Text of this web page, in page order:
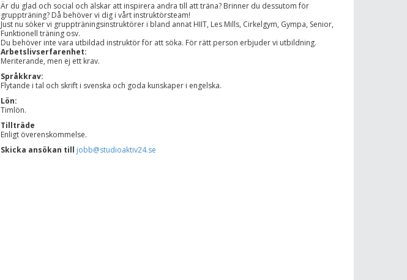
Är du glad och social och älskar att inspirera andra till att träna? Brinner du dessutom för
gruppträning? Då behöver vi dig i vårt instruktörsteam!
Just nu söker vi gruppträningsinstruktörer i bland annat HIIT, Les Mills, Cirkelgym, Gympa, Senior,
Funktionell träning osv.
Du behöver inte vara utbildad instruktör för att söka. För rätt person erbjuder vi utbildning.
Arbetslivserfarenhet:
Meriterande, men ej ett krav.
Språkkrav:
Flytande i tal och skrift i svenska och goda kunskaper i engelska.
Lön:
Timlön.
Tillträde
Enligt överenskommelse.
Skicka ansökan till jobb@studioaktiv24.se